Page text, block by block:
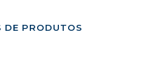
DE PRODUTOS